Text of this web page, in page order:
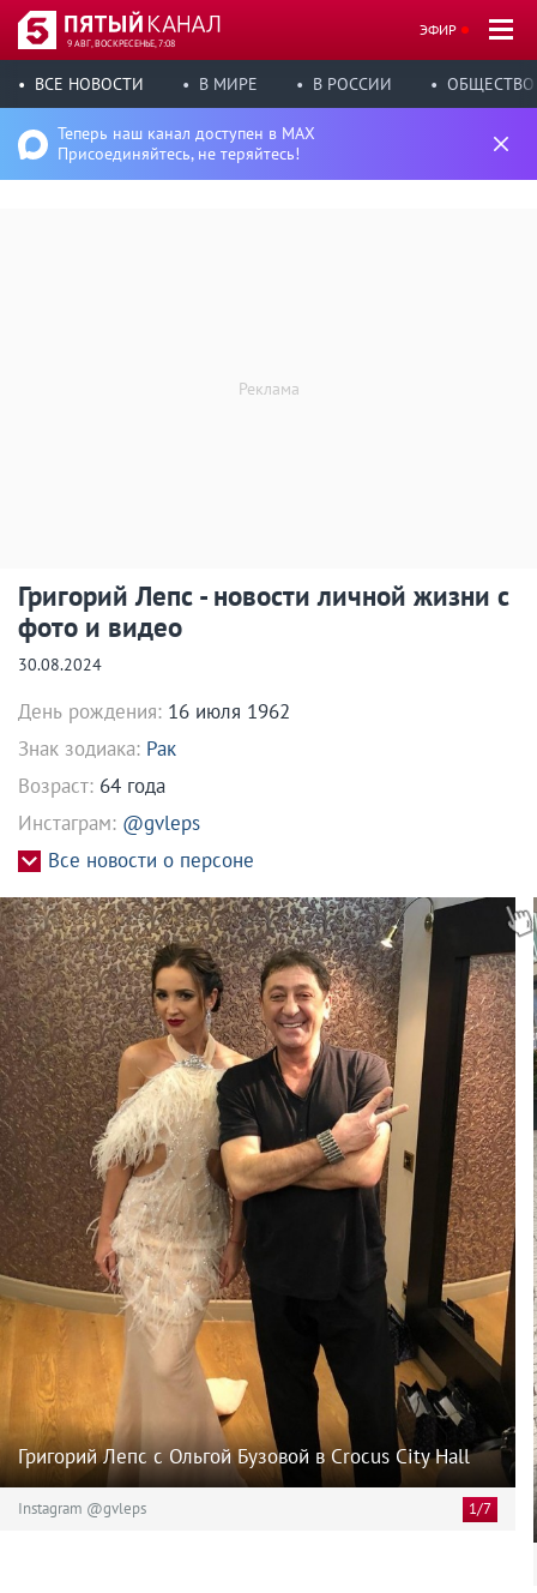
9 АВГ, ВОСКРЕСЕНЬЕ, 7:08
ЭФИР
ВСЕ НОВОСТИ В МИРЕ В РОССИИ ОБЩЕСТВО
Теперь наш канал доступен в MAX
Присоединяйтесь, не теряйтесь!
Григорий Лепс - новости личной жизни с
фото и видео
30.08.2024
День рождения: 16 июля 1962
Знак зодиака: Рак
Возраст: 64 года
Инстаграм: @gvleps
Все новости о персоне
Григорий Лепс с Ольгой Бузовой в Crocus City Hall
1/7
Instagram @gvleps